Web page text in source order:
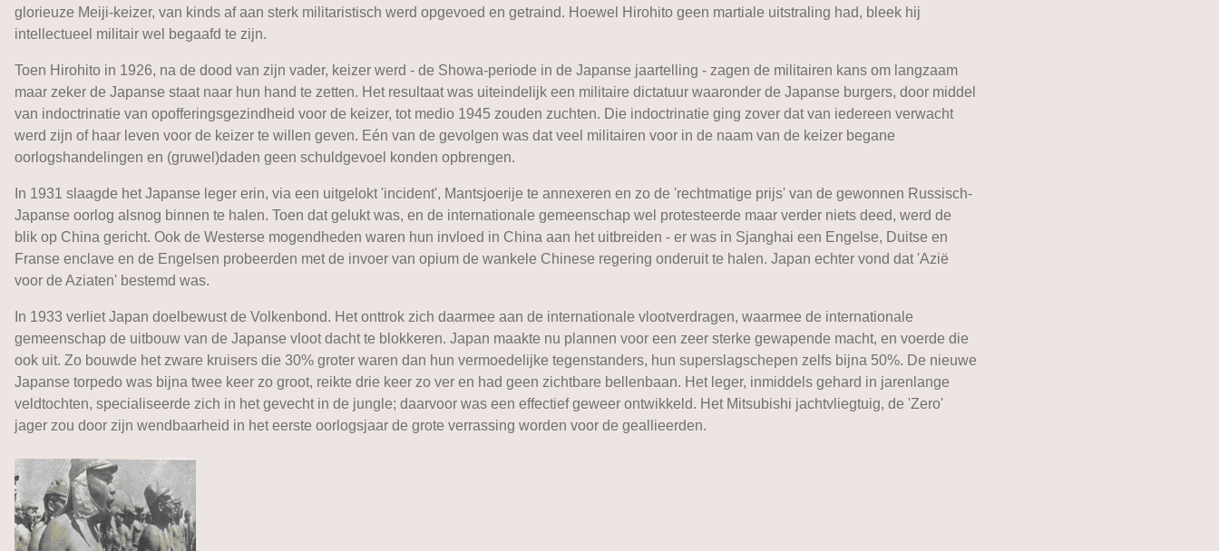
glorieuze Meiji-keizer, van kinds af aan sterk militaristisch werd opgevoed en getraind. Hoewel Hirohito geen martiale uitstraling had, bleek hij
intellectueel militair wel begaafd te zijn.
Toen Hirohito in 1926, na de dood van zijn vader, keizer werd - de Showa-periode in de Japanse jaartelling - zagen de militairen kans om langzaam
maar zeker de Japanse staat naar hun hand te zetten. Het resultaat was uiteindelijk een militaire dictatuur waaronder de Japanse burgers, door middel
van indoctrinatie van opofferingsgezindheid voor de keizer, tot medio 1945 zouden zuchten. Die indoctrinatie ging zover dat van iedereen verwacht
werd zijn of haar leven voor de keizer te willen geven. Eén van de gevolgen was dat veel militairen voor in de naam van de keizer begane
oorlogshandelingen en (gruwel)daden geen schuldgevoel konden opbrengen.
In 1931 slaagde het Japanse leger erin, via een uitgelokt 'incident', Mantsjoerije te annexeren en zo de 'rechtmatige prijs' van de gewonnen Russisch-
Japanse oorlog alsnog binnen te halen. Toen dat gelukt was, en de internationale gemeenschap wel protesteerde maar verder niets deed, werd de
blik op China gericht. Ook de Westerse mogendheden waren hun invloed in China aan het uitbreiden - er was in Sjanghai een Engelse, Duitse en
Franse enclave en de Engelsen probeerden met de invoer van opium de wankele Chinese regering onderuit te halen. Japan echter vond dat 'Azië
voor de Aziaten' bestemd was.
In 1933 verliet Japan doelbewust de Volkenbond. Het onttrok zich daarmee aan de internationale vlootverdragen, waarmee de internationale
gemeenschap de uitbouw van de Japanse vloot dacht te blokkeren. Japan maakte nu plannen voor een zeer sterke gewapende macht, en voerde die
ook uit. Zo bouwde het zware kruisers die 30% groter waren dan hun vermoedelijke tegenstanders, hun superslagschepen zelfs bijna 50%. De nieuwe
Japanse torpedo was bijna twee keer zo groot, reikte drie keer zo ver en had geen zichtbare bellenbaan. Het leger, inmiddels gehard in jarenlange
veldtochten, specialiseerde zich in het gevecht in de jungle; daarvoor was een effectief geweer ontwikkeld. Het Mitsubishi jachtvliegtuig, de 'Zero'
jager zou door zijn wendbaarheid in het eerste oorlogsjaar de grote verrassing worden voor de geallieerden.